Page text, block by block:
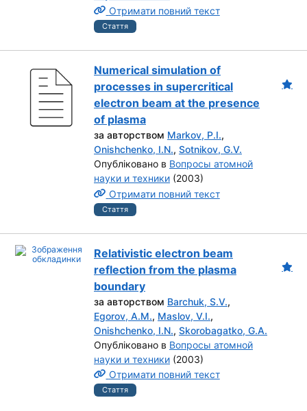
Отримати повний текст
Стаття
Numerical simulation of
processes in supercritical
electron beam at the presence
of plasma
за авторством Markov, P.I.,
Onishchenko, I.N., Sotnikov, G.V.
Опубліковано в Вопросы атомной
науки и техники (2003)
Отримати повний текст
Стаття
Relativistic electron beam
reflection from the plasma
boundary
за авторством Barchuk, S.V.,
Egorov, A.M., Maslov, V.I.,
Onishchenko, I.N., Skorobagatko, G.A.
Опубліковано в Вопросы атомной
науки и техники (2003)
Отримати повний текст
Стаття